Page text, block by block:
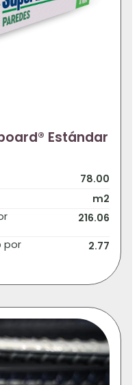
Estándar
78.00
m2
216.06
por
2.77